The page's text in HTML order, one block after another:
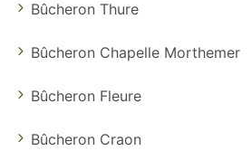
Bûcheron Thure
Bûcheron Chapelle Morthemer
Bûcheron Fleure
Bûcheron Craon